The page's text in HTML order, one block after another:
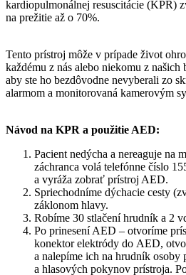
kardiopulmonálnej resuscitácie (KPR)
na prežitie až o 70%.
Tento prístroj môže v prípade život
každému z nás alebo niekomu z
aby ste ho bezdôvodne nevyberali zo
alarmom a monitorovaná kamerovým
Návod na KPR a použitie AED:
Pacient nedýcha a nereaguje na
záchranca volá telefónne číslo
a vyráža zobrať prístroj AED.
Spriechodníme dýchacie cesty
záklonom hlavy.
Robíme 30 stlačení hrudník a 2
Po prinesení AED – otvoríme
konektor elektródy do AED,
a nalepíme ich na hrudník
a hlasových pokynov prístroja.